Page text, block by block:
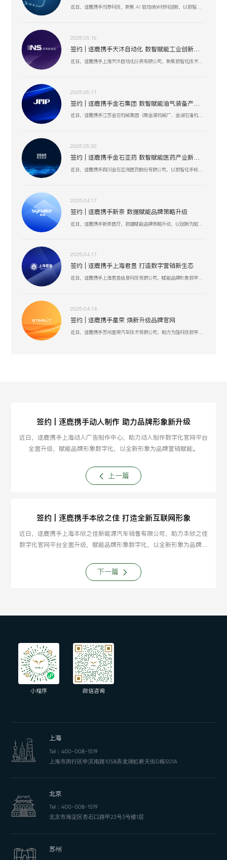
近日，逐鹿携手剂泰科技，聚焦 AI 驱动纳米材料创新，以数智化融合助力靶向药物递送与研发技术突破，赋能剂泰科技在疾病治疗新疗法探索、AI 平台迭代升级中加速前行，共筑生物医药数智化创新生态 。
2025.05.19
签约 | 逐鹿携手天沐自动化 数智赋能工业创新生态
近日，逐鹿携手上海天沐自动化仪表有限公司，聚焦数智化技术融合，以创新驱动工业场景升级，助力天沐自动化在智能制造、传感器研发等业务板块，深化数智应用，开启高效协同、精准创新的发展新篇 。
2025.05.11
签约 | 逐鹿携手金石集团 数智赋能油气装备产业升级
近日，逐鹿携手江苏金石机械集团（原金浦机械厂、金湖石油机械有限公司 ），以数智化技术为引擎，聚焦油气装备产业创新升级，助力金石集团在研发、生产、服务全流程提效，驱动高压油气井口装备等业务开启数智化增长新篇 。
2025.05.30
签约 | 逐鹿携手金石亚药 数智赋能医药产业新增长
近日，逐鹿携手四川金石亚洲医药股份有限公司，以数智化手段赋能医药产业升级，聚焦创新驱动与价值深挖，助力金石亚药在医药健康、新材料及机械设备等业务板块，开启高效增长、精准运营的全新阶段 。
2025.04.17
签约 | 逐鹿携手新奈 数据赋能品牌策略升级
2025.04.17
签约 | 逐鹿携手上海君昱 打造数字营销新生态
近日，逐鹿携手上海君昱信息科技有限公司，赋能品牌形象数字化，以全新的互联网形象为品牌营销赋能。
2025.04.14
签约 | 逐鹿携手星荣 焕新升级品牌官网
近日，逐鹿携手苏州星荣汽车技术有限公司，助力为旌科技数字化官网平台全面升级，赋能品牌形象数字化，以全新形象为品牌营销赋能。
签约 | 逐鹿携手动人制作 助力品牌形象新升级
近日，逐鹿携手上海动人广告制作中心，助力动人制作数字化官网平台
全面升级，赋能品牌形象数字化，以全新形象为品牌营销赋能。
上一篇
签约 | 逐鹿携手本欣之佳 打造全新互联网形象
近日，逐鹿携手上海本欣之佳新能源汽车销售有限公司，助力本欣之佳
数字化官网平台全面升级，赋能品牌形象数字化，以全新形象为品牌营
下一篇
小程序 微信咨询
上海
Tel： 400-008-1519
上海市闵行区申滨南路1058弄龙湖虹桥天街D栋501A
北京
Tel： 400-008-1519
北京市海淀区杏石口路甲23号3号楼1层
苏州